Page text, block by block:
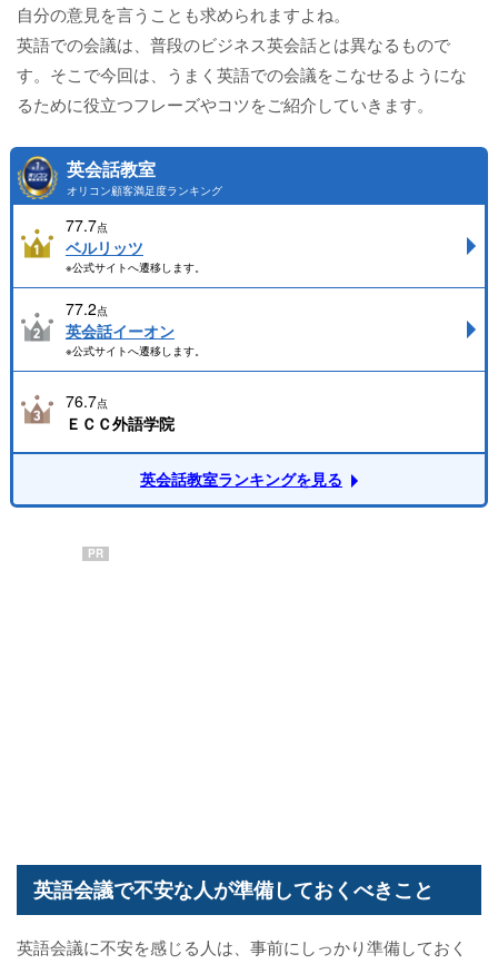
自分の意見を言うことも求められますよね。
英語での会議は、普段のビジネス英会話とは異なるもので
す。そこで今回は、うまく英語での会議をこなせるようにな
るために役立つフレーズやコツをご紹介していきます。
英会話教室
オリコン顧客満足度ランキング
77.7点
ベルリッツ
※公式サイトへ遷移します。
77.2点
英会話イーオン
※公式サイトへ遷移します。
76.7点
ＥＣＣ外語学院
英会話教室ランキングを見る
PR
英語会議で不安な人が準備しておくべきこと
英語会議に不安を感じる人は、事前にしっかり準備しておく